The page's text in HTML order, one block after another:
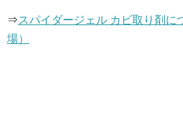
⇒スパイダージェル カビ取り剤に
場）